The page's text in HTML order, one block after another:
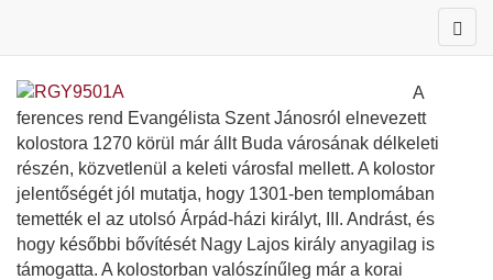
A
ferences rend Evangélista Szent Jánosról elnevezett
kolostora 1270 körül már állt Buda városának délkeleti
részén, közvetlenül a keleti városfal mellett. A kolostor
jelentőségét jól mutatja, hogy 1301-ben templomában
temették el az utolsó Árpád-házi királyt, III. Andrást, és
hogy későbbi bővítését Nagy Lajos király anyagilag is
támogatta. A kolostorban valószínűleg már a korai